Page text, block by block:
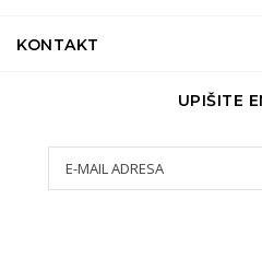
KONTAKT
UPIŠITE